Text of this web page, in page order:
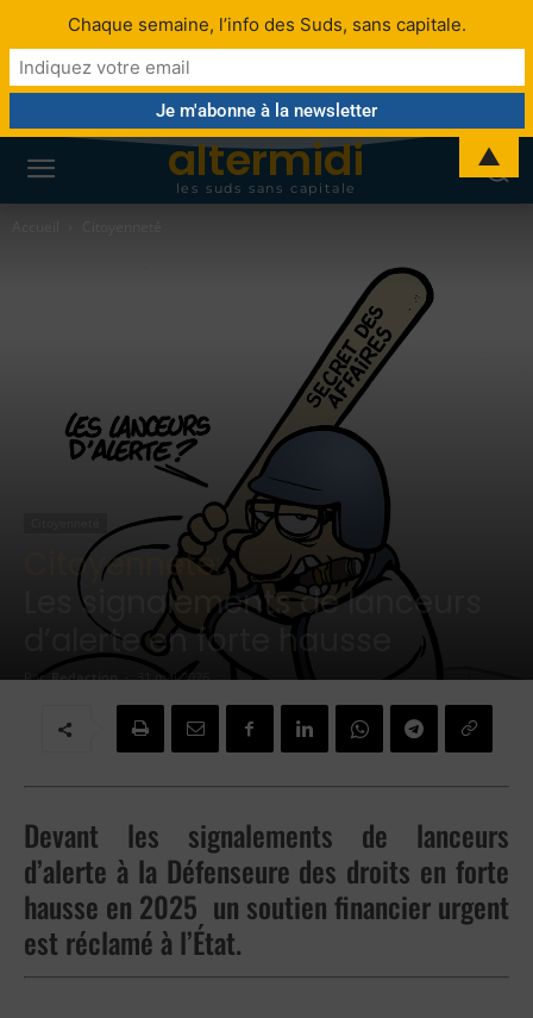
altermidi
les suds sans capitale
Citoyenneté:
Les signalements de lanceurs
d’alerte en forte hausse
Par Redaction - 31 mai 2026
Devant les signalements de lanceurs
d’alerte à la Défenseure des droits en forte
hausse en 2025 un soutien financier urgent
est réclamé à l’État.
Chaque semaine, l’info des Suds, sans capitale.
▲